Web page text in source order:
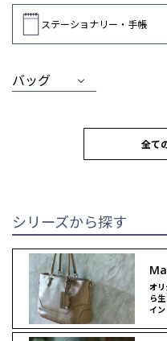
ステーショナリー・手帳
バッグ
ウォレット
クラッチ＆
セカンドバッグ
全て
シリーズから探す
オ
ら
イ